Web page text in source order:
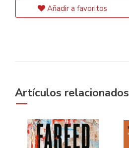
Añadir a favoritos
Artículos relacionados